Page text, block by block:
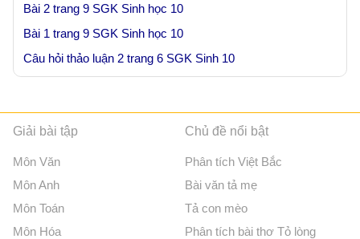
Bài 2 trang 9 SGK Sinh học 10
Bài 1 trang 9 SGK Sinh học 10
Câu hỏi thảo luận 2 trang 6 SGK Sinh 10
Giải bài tập
Môn Văn
Môn Anh
Môn Toán
Môn Hóa
Chủ đề nổi bật
Phân tích Việt Bắc
Bài văn tả mẹ
Tả con mèo
Phân tích bài thơ Tỏ lòng